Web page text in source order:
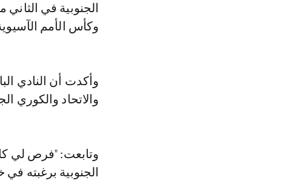
الجنوبية في
وكأس الأمم
وأكدت أن النادي
والاتحاد والكوري
وتابعت: "فرص لي
الجنوبية برغبته